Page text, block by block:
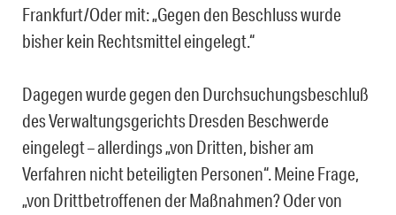
Frankfurt/Oder mit: „Gegen den Beschluss wurde
bisher kein Rechtsmittel eingelegt.“
Dagegen wurde gegen den Durchsuchungsbeschluß
des Verwaltungsgerichts Dresden Beschwerde
eingelegt – allerdings „von Dritten, bisher am
Verfahren nicht beteiligten Personen“. Meine Frage,
„von Drittbetroffenen der Maßnahmen? Oder von